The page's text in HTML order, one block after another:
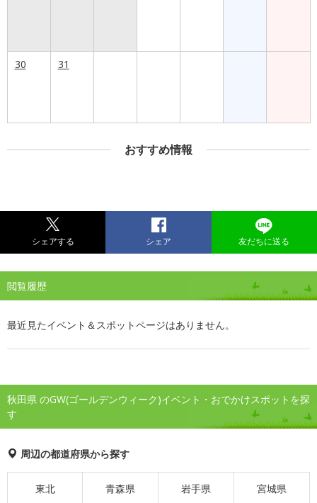
30 31
おすすめ情報
シェアする シェア 友だちに送る
閲覧履歴
最近見たイベント＆スポットページはありません。
秋田県 のGW(ゴールデンウィーク)イベント・おでかけスポットを探
す
周辺の都道府県から探す
東北 青森県 岩手県 宮城県